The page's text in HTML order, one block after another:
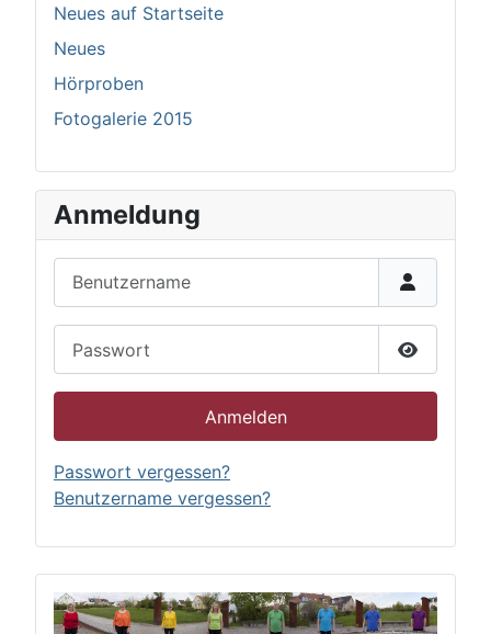
Neues auf Startseite
Neues
Hörproben
Fotogalerie 2015
Anmeldung
Passwort
Anmelden
Passwort vergessen?
Benutzername vergessen?